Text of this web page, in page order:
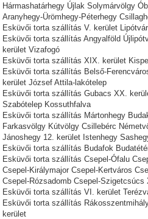
Hármashatárhegy Újlak Solymárvölgy
Aranyhegy-Ürömhegy-Péterhegy
Esküvői torta szállítás V. kerület
Esküvői torta szállítás Angyalföld
kerület Vizafogó
Esküvői torta szállítás XIX. kerület
Esküvői torta szállítás Belső-
kerület József Attila-lakótelep
Esküvői torta szállítás Gubacs XX.
Szabótelep Kossuthfalva
Esküvői torta szállítás Mártonhegy
Farkasvölgy Kútvölgy Csillebérc
Jánoshegy 12. kerület Istenhegy
Esküvői torta szállítás Budafok
Esküvői torta szállítás Csepel-Ófalu
Csepel-Királymajor Csepel-Kertváros
Csepel-Rózsadomb Csepel-
Esküvői torta szállítás VI. kerület
Esküvői torta szállítás
kerület